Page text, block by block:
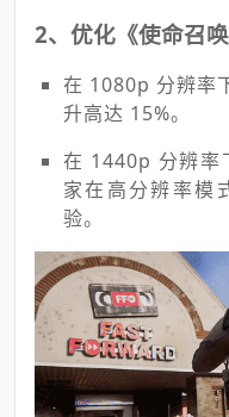
2、优化《使命召
在 1080p 分辨率
升高达 15%。
在 1440p 分辨率
家在高分辨率模
验。